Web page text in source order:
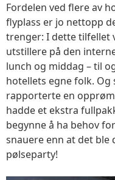
Fordelen ved flere av
flyplass er jo nettopp
trenger: I dette tilfellet
utstillere på den
lunch og middag – til
hotellets egne folk. Og
rapporterte en
hadde et ekstra
begynne å ha behov
snauere enn at det ble
pølseparty!